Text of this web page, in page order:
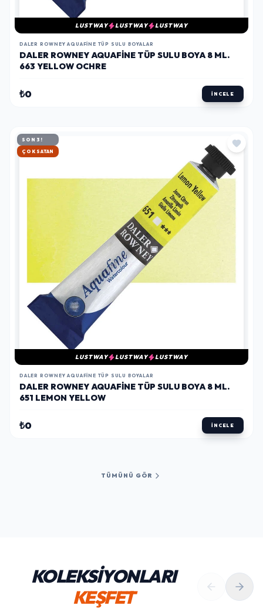
LUSTWAY LUSTWAY LUSTWAY
DALER ROWNEY AQUAFINE TÜP SULU BOYALAR
DALER ROWNEY AQUAFINE TÜP SULU BOYA 8 ML.
663 YELLOW OCHRE
₺0 İNCELE
SON 3!
HIZLI KARGO
LUSTWAY LUSTWAY LUSTWAY
DALER ROWNEY AQUAFINE TÜP SULU BOYALAR
DALER ROWNEY AQUAFINE TÜP SULU BOYA 8 ML.
651 LEMON YELLOW
₺0 İNCELE
TÜMÜNÜ GÖR
KOLEKSİYONLARI
KEŞFET